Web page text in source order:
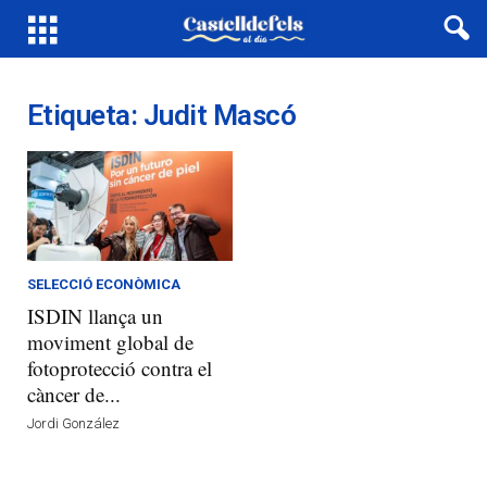
Etiqueta: Judit Mascó
SELECCIÓ ECONÒMICA
ISDIN llança un
moviment global de
fotoprotecció contra el
càncer de...
Jordi González